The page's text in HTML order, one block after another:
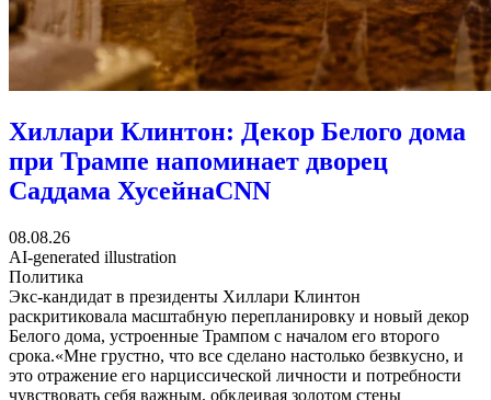
Хиллари Клинтон: Декор Белого дома
при Трампе напоминает дворец
Саддама ХусейнаCNN
08.08.26
AI-generated illustration
Политика
Экс-кандидат в президенты Хиллари Клинтон
раскритиковала масштабную перепланировку и новый декор
Белого дома, устроенные Трампом с началом его второго
срока.«Мне грустно, что все сделано настолько безвкусно, и
это отражение его нарциссической личности и потребности
чувствовать себя важным, обклеивая золотом стены